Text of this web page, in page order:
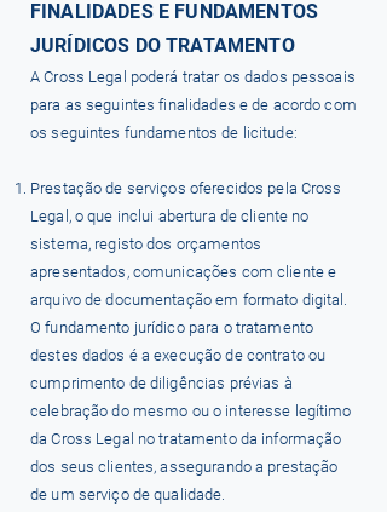
FINALIDADES E FUNDAMENTOS
JURÍDICOS DO TRATAMENTO
A Cross Legal poderá tratar os dados pessoais
para as seguintes finalidades e de acordo com
os seguintes fundamentos de licitude:
Prestação de serviços oferecidos pela Cross
Legal, o que inclui abertura de cliente no
sistema, registo dos orçamentos
apresentados, comunicações com cliente e
arquivo de documentação em formato digital.
O fundamento jurídico para o tratamento
destes dados é a execução de contrato ou
cumprimento de diligências prévias à
celebração do mesmo ou o interesse legítimo
da Cross Legal no tratamento da informação
dos seus clientes, assegurando a prestação
de um serviço de qualidade.